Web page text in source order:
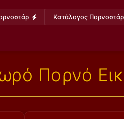
Κατάλογος Πορνοστάρ
Πορνό